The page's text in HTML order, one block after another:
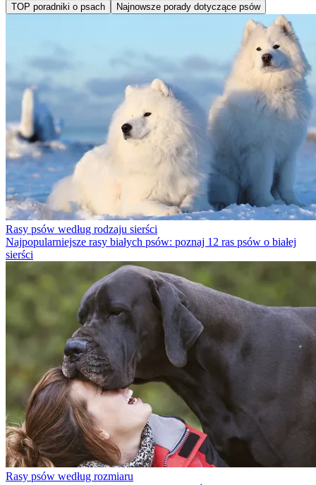
TOP poradniki o psach Najnowsze porady dotyczące psów
Rasy psów według rodzaju sierści
Najpopularniejsze rasy białych psów: poznaj 12 ras psów o białej
sierści
Rasy psów według rozmiaru